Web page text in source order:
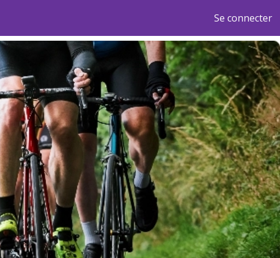
Se connecter